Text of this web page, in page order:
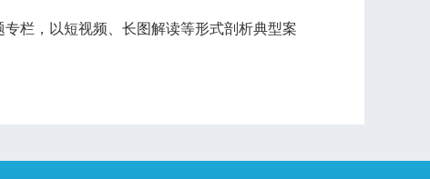
栏，以短视频、长图解读等形式剖析典型案